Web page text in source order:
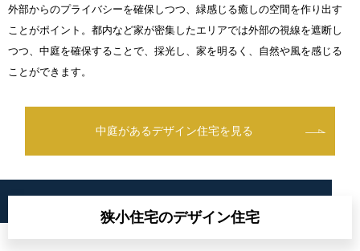
外部からのプライバシーを確保しつつ、緑感じる癒しの空間を作り出す
ことがポイント。都内など家が密集したエリアでは外部の視線を遮断し
つつ、中庭を確保することで、採光し、家を明るく、自然や風を感じる
ことができます。
中庭があるデザイン住宅を見る
狭小住宅のデザイン住宅